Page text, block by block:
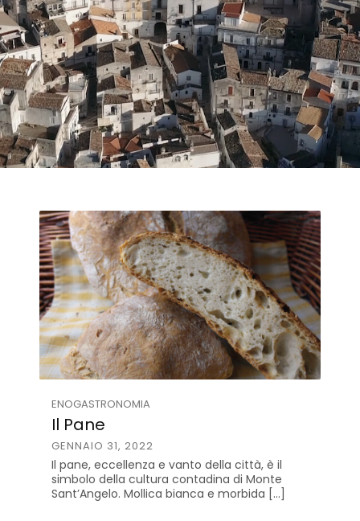
ENOGASTRONOMIA
Il Pane
GENNAIO 31, 2022
Il pane, eccellenza e vanto della città, è il
simbolo della cultura contadina di Monte
Sant’Angelo. Mollica bianca e morbida […]